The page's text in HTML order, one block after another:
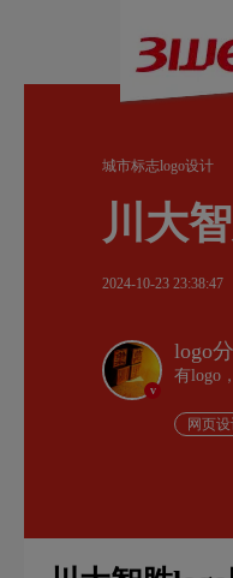
城市标志logo设计
川大
2024-10-23 23:38:47
v
logo
有logo
网页